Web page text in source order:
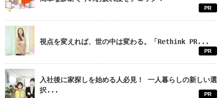
PR
視点を変えれば、世の中は変わる。「Rethink PR...
PR
入社後に家探しを始める人必見！ 一人暮らしの新しい選
択...
PR